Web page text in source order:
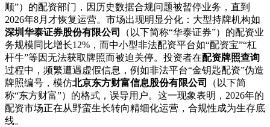
顺”）的配资部门，因历史数据合规问题被暂停业务，直到
2026年8月才恢复运营。市场出现明显分化：大型持牌机构如
深圳华泰证券股份有限公司
（以下简称“华泰证券”）的配资业
务规模同比增长12%，而中小型非法配资平台如“配资宝”“杠
杆牛”等因无法获取牌照而被迫关停。投资者在配资牌照查询
过程中，频繁遭遇虚假信息，例如非法平台“金钥匙配资”伪造
牌照编号，模仿北京东方财富信息股份有限公司
（以下简
称“东方财富”）的格式，误导用户。这一现象表明，2026年的
配资市场正在从野蛮生长转向精细化运营，合规性成为生存底
线。